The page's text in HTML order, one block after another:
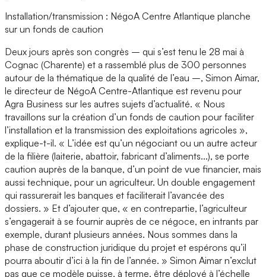
Installation/transmission : NégoA Centre Atlantique planche
sur un fonds de caution
Deux jours après son congrès – qui s’est tenu le 28 mai à
Cognac (Charente) et a rassemblé plus de 300 personnes
autour de la thématique de la qualité de l’eau –, Simon Aimar,
le directeur de NégoA Centre-Atlantique est revenu pour
Agra Business sur les autres sujets d’actualité. « Nous
travaillons sur la création d’un fonds de caution pour faciliter
l’installation et la transmission des exploitations agricoles »,
explique-t-il. « L’idée est qu’un négociant ou un autre acteur
de la filière (laiterie, abattoir, fabricant d’aliments...), se porte
caution auprès de la banque, d’un point de vue financier, mais
aussi technique, pour un agriculteur. Un double engagement
qui rassurerait les banques et faciliterait l’avancée des
dossiers. » Et d’ajouter que, « en contrepartie, l’agriculteur
s’engagerait à se fournir auprès de ce négoce, en intrants par
exemple, durant plusieurs années. Nous sommes dans la
phase de construction juridique du projet et espérons qu’il
pourra aboutir d’ici à la fin de l’année. » Simon Aimar n’exclut
pas que ce modèle puisse, à terme, être déployé à l’échelle